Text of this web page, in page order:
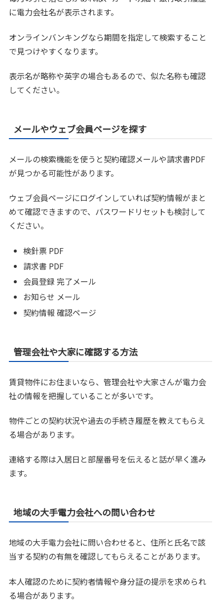
に電力会社名が表示されます。
オンラインバンキングなら期間を指定して検索すること
で見つけやすくなります。
表示名が略称や英字の場合もあるので、似た名称も確認
してください。
メールやウェブ会員ページを探す
メールの検索機能を使うと契約確認メールや請求書PDF
が見つかる可能性があります。
ウェブ会員ページにログインしていれば契約情報がまと
めて確認できますので、パスワードリセットも検討して
ください。
検針票 PDF
請求書 PDF
会員登録 完了メール
お知らせ メール
契約情報 確認ページ
管理会社や大家に確認する方法
賃貸物件にお住まいなら、管理会社や大家さんが電力会
社の情報を把握していることが多いです。
物件ごとの契約状況や過去の手続き履歴を教えてもらえ
る場合があります。
連絡する際は入居日と部屋番号を伝えると話が早く進み
ます。
地域の大手電力会社への問い合わせ
地域の大手電力会社に問い合わせると、住所と氏名で該
当する契約の有無を確認してもらえることがあります。
本人確認のために契約者情報や身分証の提示を求められ
る場合があります。